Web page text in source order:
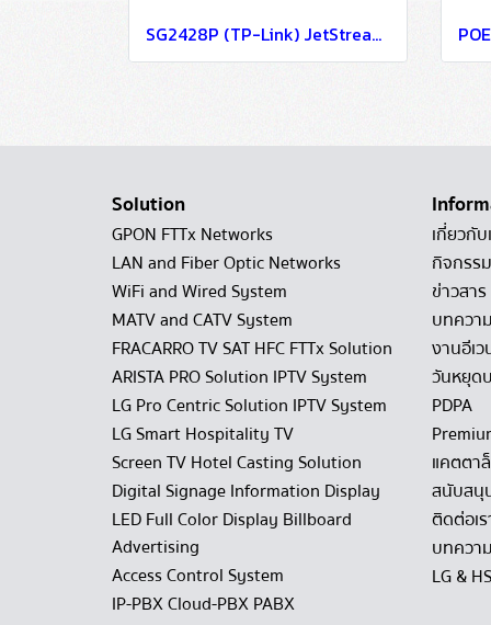
SG2428P (TP-Link) JetStream 28-Port Gigabit Smart Switch with 24-Port PoE+ wifi & wired system
Solution
GPON FTTx Networks
LAN and Fiber Optic Networks
WiFi and Wired System
MATV and CATV System
FRACARRO TV SAT HFC FTTx Solution
ARISTA PRO Solution IPTV System
LG Pro Centric Solution IPTV System
LG Smart Hospitality TV
Screen TV Hotel Casting Solution
Digital Signage Information Display
LED Full Color Display Billboard
Advertising
Access Control System
IP-PBX Cloud-PBX PABX
เกี่ยวกับ
กิจกรร
ข่าวสาร
บทควา
งานอีเ
วันหยุด
PDPA
แคตตา
สนับสนุ
ติดต่อเ
บทควา
LG &